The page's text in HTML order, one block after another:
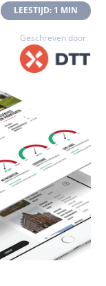
LEESTIJD: 1 MIN
Geschreven door